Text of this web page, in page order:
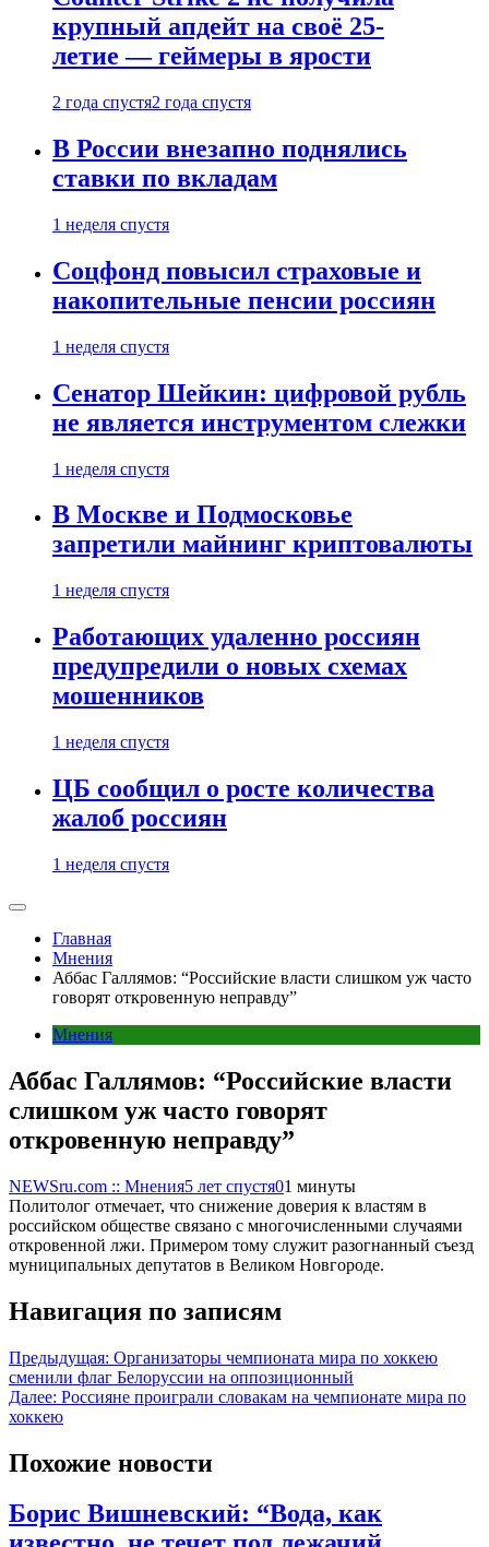
крупный апдейт на своё 25-
летие — геймеры в ярости
2 года спустя2 года спустя
В России внезапно поднялись
ставки по вкладам
1 неделя спустя
Соцфонд повысил страховые и
накопительные пенсии россиян
1 неделя спустя
Сенатор Шейкин: цифровой рубль
не является инструментом слежки
1 неделя спустя
В Москве и Подмосковье
запретили майнинг криптовалюты
1 неделя спустя
Работающих удаленно россиян
предупредили о новых схемах
мошенников
1 неделя спустя
ЦБ сообщил о росте количества
жалоб россиян
1 неделя спустя
Главная
Мнения
Аббас Галлямов: “Российские власти слишком уж часто
говорят откровенную неправду”
Мнения
Аббас Галлямов: “Российские власти
слишком уж часто говорят
откровенную неправду”
NEWSru.com :: Мнения5 лет спустя01 минуты
Политолог отмечает, что снижение доверия к властям в
российском обществе связано с многочисленными случаями
откровенной лжи. Примером тому служит разогнанный съезд
муниципальных депутатов в Великом Новгороде.
Навигация по записям
Предыдущая: Организаторы чемпионата мира по хоккею
сменили флаг Белоруссии на оппозиционный
Далее: Россияне проиграли словакам на чемпионате мира по
хоккею
Похожие новости
Борис Вишневский: “Вода, как